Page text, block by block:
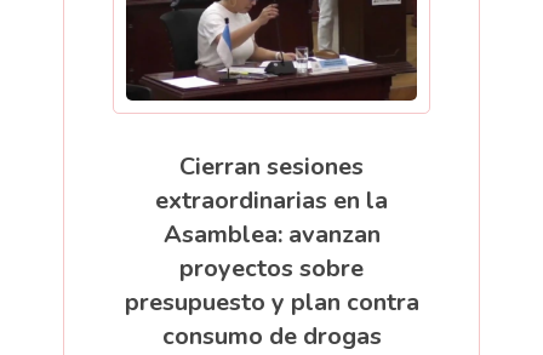
Cierran sesiones
extraordinarias en la
Asamblea: avanzan
proyectos sobre
presupuesto y plan contra
consumo de drogas